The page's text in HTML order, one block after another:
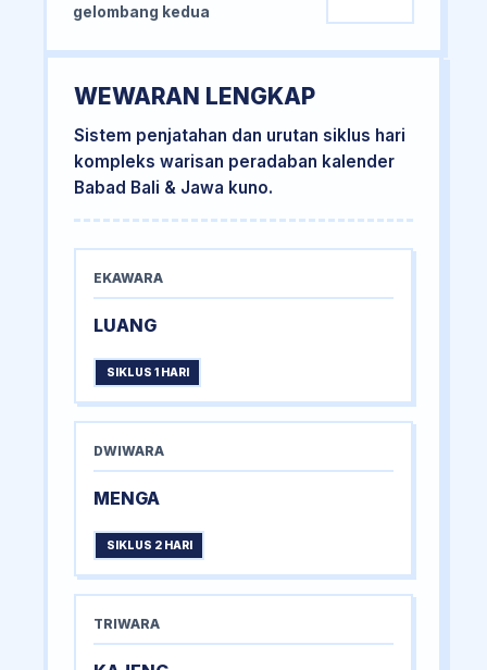
gelombang kedua
WEWARAN LENGKAP
Sistem penjatahan dan urutan siklus hari
kompleks warisan peradaban kalender
Babad Bali & Jawa kuno.
EKAWARA
LUANG
SIKLUS 1 HARI
DWIWARA
MENGA
SIKLUS 2 HARI
TRIWARA